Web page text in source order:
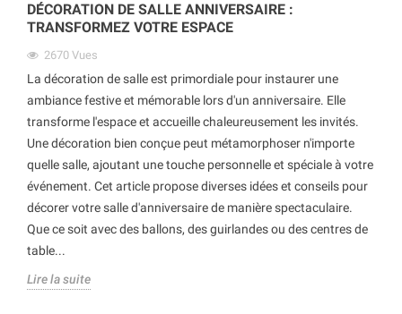
DÉCORATION DE SALLE ANNIVERSAIRE :
TRANSFORMEZ VOTRE ESPACE
2670 Vues
La décoration de salle est primordiale pour instaurer une
ambiance festive et mémorable lors d'un anniversaire. Elle
transforme l'espace et accueille chaleureusement les invités.
Une décoration bien conçue peut métamorphoser n'importe
quelle salle, ajoutant une touche personnelle et spéciale à votre
événement. Cet article propose diverses idées et conseils pour
décorer votre salle d'anniversaire de manière spectaculaire.
Que ce soit avec des ballons, des guirlandes ou des centres de
table...
Lire la suite